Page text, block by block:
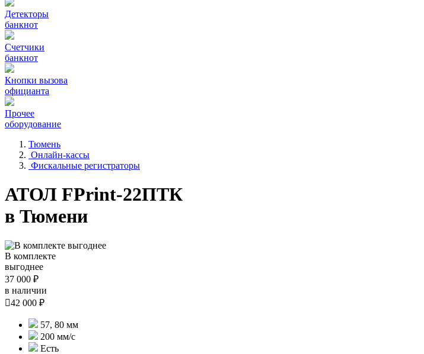
Детекторы
банкнот
Счетчики
банкнот
Кнопки вызова
официанта
Прочее
оборудование
Тюмень
Онлайн-кассы
Фискальные регистраторы
АТОЛ FPrint-22ПТК
в Тюмени
В комплекте
выгоднее
37 000 ₽
в наличии
42 000 ₽
57, 80 мм
200 мм/с
Есть